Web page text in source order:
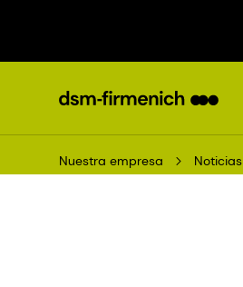
Nuestra empresa Noticias